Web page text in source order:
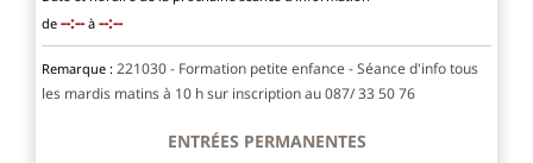
de --:-- à --:--
Remarque : 221030 - Formation petite enfance - Séance d'info tous
les mardis matins à 10 h sur inscription au 087/ 33 50 76
ENTRÉES PERMANENTES